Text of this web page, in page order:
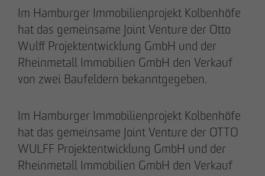
Im Hamburger Immobilienprojekt Kolbenhöfe
hat das gemeinsame Joint Venture der Otto
Wulff Projektentwicklung GmbH und der
Rheinmetall Immobilien GmbH den Verkauf
von zwei Baufeldern bekanntgegeben.
Im Hamburger Immobilienprojekt Kolbenhöfe
hat das gemeinsame Joint Venture der OTTO
WULFF Projektentwicklung GmbH und der
Rheinmetall Immobilien GmbH den Verkauf
Downloads
Impressum
Barrierefreiheitserklärung
28.05.2026
Urbanes Wohnen in Lindenau: Spatenstich für
neue Eigentumswohnungen im Leipziger